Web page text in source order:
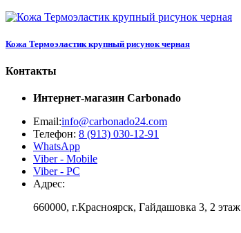
Кожа Термоэластик крупный рисунок черная
Контакты
Интернет-магазин Carbonado
Email:info@carbonado24.com
Телефон: 8 (913) 030-12-91
WhatsApp
Viber - Mobile
Viber - PC
Адрес:
660000, г.Красноярск, Гайдашовка 3, 2 этаж